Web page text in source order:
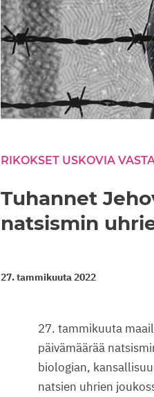
RIKOKSET USKOVIA
Tuhannet
natsismin
27. tammikuuta 2022
27. tammikuuta
päivämäärää
biologian,
natsien uhrien